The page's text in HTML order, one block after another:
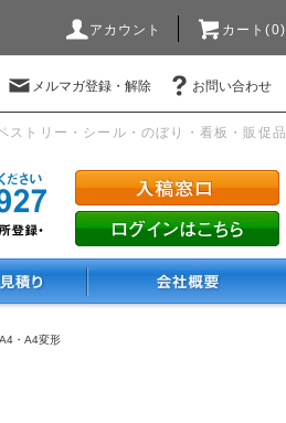
アカウント カート(0)
メルマガ登録・解除 お問い合わせ
ストリー・シール・のぼり・看板・販促品
A4・A4変形